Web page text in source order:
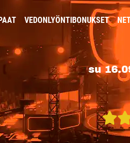
VEDONLYÖNTIBONUKSET
su